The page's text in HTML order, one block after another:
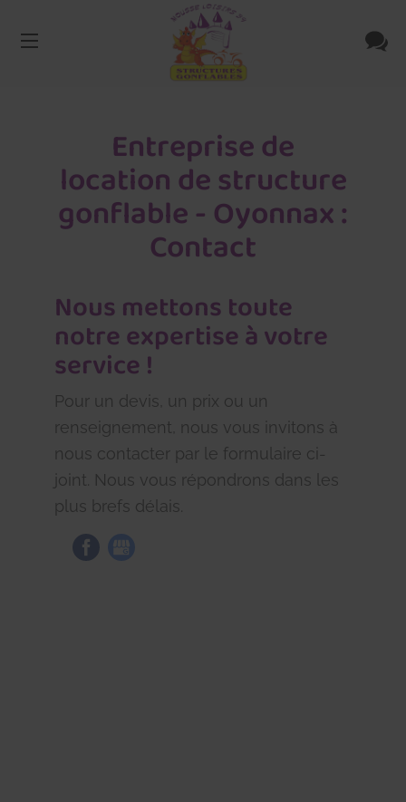
Entreprise de
location de structure
gonflable - Oyonnax :
Contact
Nous mettons toute
notre expertise à votre
service !
Pour un devis, un prix ou un
renseignement, nous vous invitons à
nous contacter par le formulaire ci-
joint. Nous vous répondrons dans les
plus brefs délais.